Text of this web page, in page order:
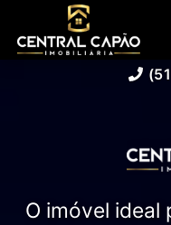
O imóvel ideal